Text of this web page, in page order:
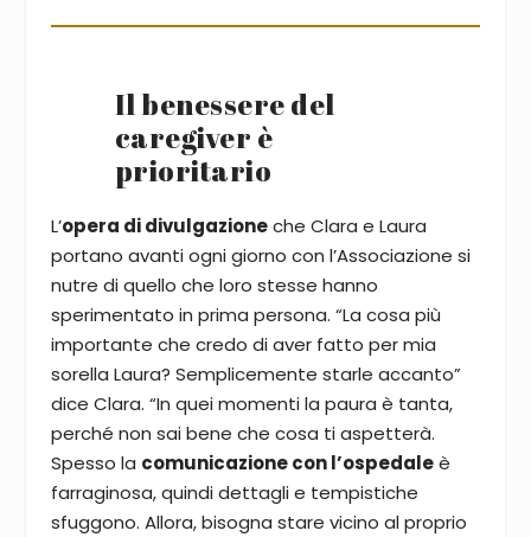
Il benessere del
caregiver è
prioritario
L’opera di divulgazioneche Clara e Laura
portano avanti ogni giorno con l’Associazione si
nutre di quello che loro stesse hanno
sperimentato in prima persona. “La cosa più
importante che credo di aver fatto per mia
sorella Laura? Semplicemente starle accanto”
dice Clara. “In quei momenti la paura è tanta,
perché non sai bene che cosa ti aspetterà.
Spesso la comunicazione con l’ospedaleè
farraginosa, quindi dettagli e tempistiche
sfuggono. Allora, bisogna stare vicino al proprio